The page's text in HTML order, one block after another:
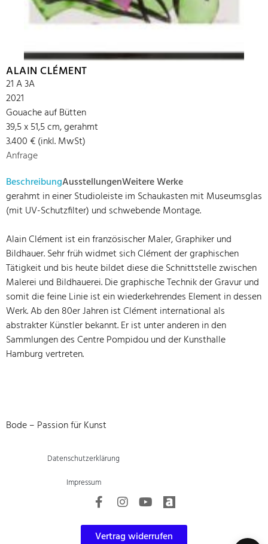
ALAIN CLÉMENT
21 A 3A
2021
Gouache auf Bütten
39,5 x 51,5 cm, gerahmt
3.400 € (inkl. MwSt)
Anfrage
BeschreibungAusstellungenWeitere Werke
gerahmt in einer Studioleiste im Schaukasten mit Museumsglas
(mit UV-Schutzfilter) und schwebende Montage.
Alain Clément ist ein französischer Maler, Graphiker und
Bildhauer. Sehr früh widmet sich Clément der graphischen
Tätigkeit und bis heute bildet diese die Schnittstelle zwischen
Malerei und Bildhauerei. Die graphische Technik der Gravur und
somit die feine Linie ist ein wiederkehrendes Element in dessen
Werk. Ab den 80er Jahren ist Clément international als
abstrakter Künstler bekannt. Er ist unter anderen in den
Sammlungen des Centre Pompidou und der Kunsthalle
Hamburg vertreten.
Bode – Passion für Kunst
Datenschutzerklärung
Impressum
Vertrag widerrufen